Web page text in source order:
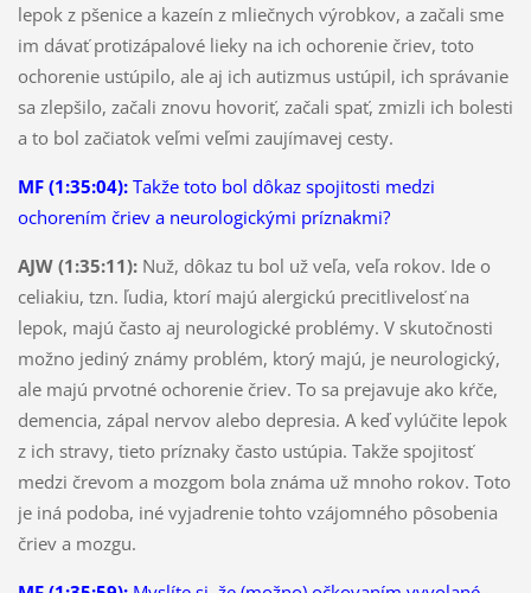
lepok z pšenice a kazeín z mliečnych výrobkov, a začali sme
im dávať protizápalové lieky na ich ochorenie čriev, toto
ochorenie ustúpilo, ale aj ich autizmus ustúpil, ich správanie
sa zlepšilo, začali znovu hovoriť, začali spať, zmizli ich bolesti
a to bol začiatok veľmi veľmi zaujímavej cesty.
MF (1:35:04):Takže toto bol dôkaz spojitosti medzi
ochorením čriev a neurologickými príznakmi?
AJW (1:35:11):Nuž, dôkaz tu bol už veľa, veľa rokov. Ide o
celiakiu, tzn. ľudia, ktorí majú alergickú precitlivelosť na
lepok, majú často aj neurologické problémy. V skutočnosti
možno jediný známy problém, ktorý majú, je neurologický,
ale majú prvotné ochorenie čriev. To sa prejavuje ako kŕče,
demencia, zápal nervov alebo depresia. A keď vylúčite lepok
z ich stravy, tieto príznaky často ustúpia. Takže spojitosť
medzi črevom a mozgom bola známa už mnoho rokov. Toto
je iná podoba, iné vyjadrenie tohto vzájomného pôsobenia
čriev a mozgu.